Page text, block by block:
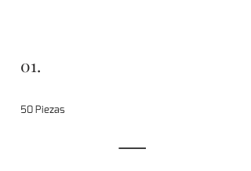
01.
50 Piezas